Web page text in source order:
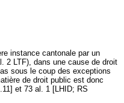
instance cantonale par un
2 LTF), dans une cause de droit
sous le coup des exceptions
de droit public est donc
et 73 al. 1 [LHID; RS